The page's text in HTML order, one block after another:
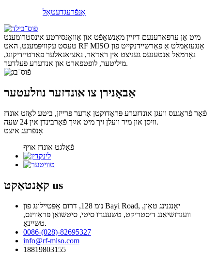
אָנפֿרעגדעטאַל
מיט אַן ערפארענעם דיזיין מאַנשאַפֿט און אַוואַנסירטע אינסטרומענט
טעסט עקוויפּמענט, האט RF MISO אָנגעזאַמלט אַ פאַרשיידנקייט פון
נאָרמאַל אַנטענעס געניצט אין ראַדאַר, נאציאנאלער פאַרטיידיקונג,
מיליטער, לופטפארט און אנדערע פעלדער.
אַבאָנירן צו אונדזער נוזלעטער
פֿאַר פֿראַגעס וועגן אונדזערע פּראָדוקטן אָדער פּרייזן, ביטע לאָזט אונדז
וויסן און מיר וועלן זיך מיט אײַך פֿאַרבינדן אין 24 שעה.
אָנפֿרעג איצט
פֿאָלגט אונדז אויף
קאָנטאַקט us
נומ 128, דרום אָפּטיילונג פון Bayi Road, יאָנגנינג טאַון,
ווענדזשיאַנג דיסטריקט, טשענגדו סיטי, סיטשואַן פּראַווינס,
טשיינאַ.
0086-(028)-82695327
info@rf-miso.com
18819803155